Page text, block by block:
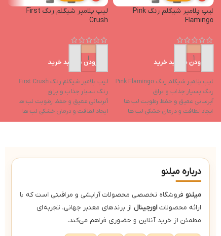
لیپ پلامپر شیگلم رنگ Pink
Flamingo
افزودن به سبد خرید
لیپ پلامپر شیگلم رنگ Pink Flamingo
رنگ بسیار جذاب و براق
آبرسانی عمیق و حفظ رطوبت لب ها
ایجاد لطافت و درمان خشکی لب ها
حاوی روغن نارگیل و روغن هسته
لیپ پلامپر شیگلم رنگ First
Crush
افزودن به سبد خرید
لیپ پلامپر شیگلم رنگ First Crush
رنگ بسیار جذاب و براق
آبرسانی عمیق و حفظ رطوبت لب ها
ایجاد لطافت و درمان خشکی لب ها
حاوی روغن نارگیل و روغن هسته
درباره میلنو
میلنو فروشگاه تخصصی محصولات آرایشی و مراقبتی است که با
ارائه محصولات اورجینال از برندهای معتبر جهانی، تجربه‌ای
مطمئن از خرید آنلاین و حضوری فراهم می‌کند.